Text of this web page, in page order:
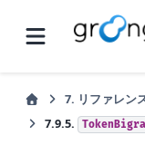
7. リファレン
7.9.5.